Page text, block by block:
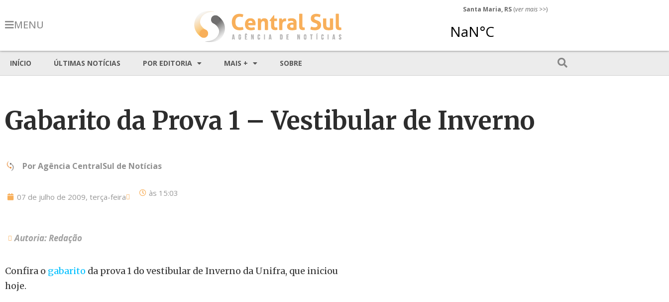
MENU
Santa Maria, RS (ver mais >>)
INÍCIO ÚLTIMAS NOTÍCIAS POR EDITORIA MAIS + SOBRE
Gabarito da Prova 1 – Vestibular de Inverno
PorAgência CentralSul de Notícias
07 de julho de 2009, terça-feira às 15:03
Autoria: Redação
Confira o gabarito da prova 1 do vestibular de Inverno da Unifra, que iniciou
hoje.